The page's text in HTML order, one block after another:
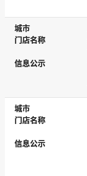
城市
城市
门店名称
门店名称
信息公示
信息公示
城市
城市
门店名称
门店名称
信息公示
信息公示